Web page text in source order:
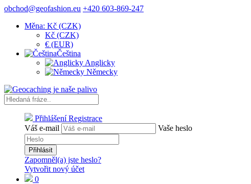
obchod@geofashion.eu +420 603-869-247
Měna: Kč (CZK)
Kč (CZK)
€ (EUR)
Čeština
Anglicky
Německy
Přihlášení Registrace
Váš e-mail
Vaše heslo
Přihlásit
Zapomněl(a) jste heslo?
Vytvořit nový účet
0